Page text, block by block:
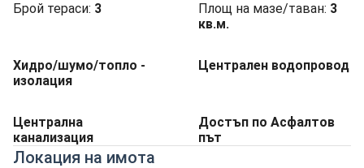
Брой тераси: 3 Площ на мазе/таван: 3
кв.м.
Хидро/шумо/топло -
изолация
Централен водопровод
Централна
канализация
Достъп по Асфалтов
път
Локация на имота